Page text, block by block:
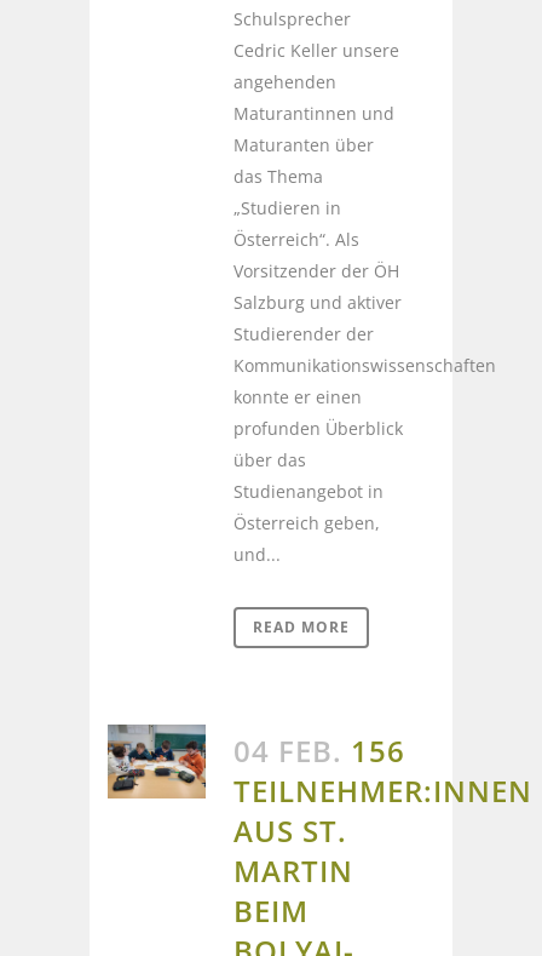
Schulsprecher
Cedric Keller unsere
angehenden
Maturantinnen und
Maturanten über
das Thema
„Studieren in
Österreich“. Als
Vorsitzender der ÖH
Salzburg und aktiver
Studierender der
Kommunikationswissenschaften
konnte er einen
profunden Überblick
über das
Studienangebot in
Österreich geben,
und...
READ MORE
04 FEB. 156
TEILNEHMER:INNEN
AUS ST.
MARTIN
BEIM